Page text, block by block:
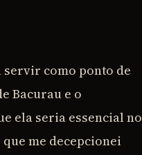
servir como ponto de
Bacurau e o
ela seria essencial no
me decepcionei